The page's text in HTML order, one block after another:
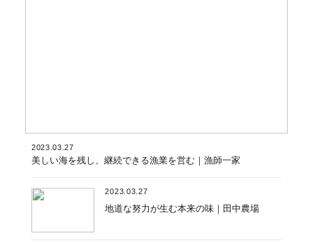
2023.03.27
美しい海を残し、継続できる漁業を営む｜漁師一家
2023.03.27
地道な努力が生む本来の味｜田中農場